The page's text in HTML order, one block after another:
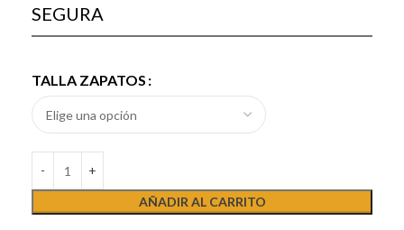
SEGURA
TALLA ZAPATOS
AÑADIR AL CARRITO